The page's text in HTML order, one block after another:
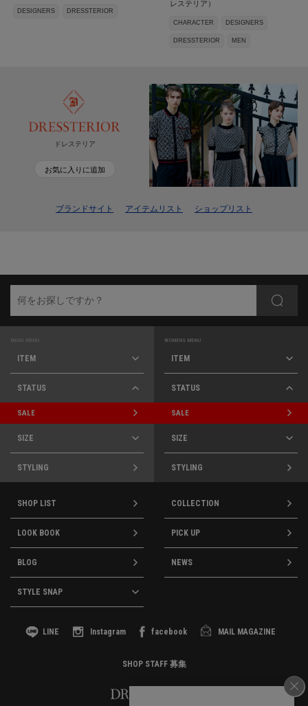
DESIGNERS DRESSTERIOR
レステリア）
CHARACTER DESIGNERS
DRESSTERIOR MEN
ドレステリア
お気に入りに追加
ブランドサイト アイテムリスト ショップリスト
MENS MENU
ITEM
STATUS
SALE
SIZE
STYLING
WOMENS MENU
ITEM
STATUS
SALE
SIZE
STYLING
SHOP LIST COLLECTION
LOOK BOOK PICK UP
BLOG NEWS
STYLE SNAP
LINE Instagram facebook MAIL MAGAZINE
SHOP STAFF 募集